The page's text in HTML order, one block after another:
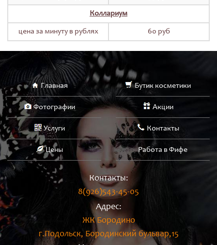
Коллариум
цена за минуту в рублях 60 руб
Главная
Фотографии
Услуги
Цены
Бутик косметики
Акции
Контакты
Работа в Фифе
Контакты:
8(926)543-45-05
Адрес:
ЖК Бородино
г.Подольск, Бородинский бульвар,15